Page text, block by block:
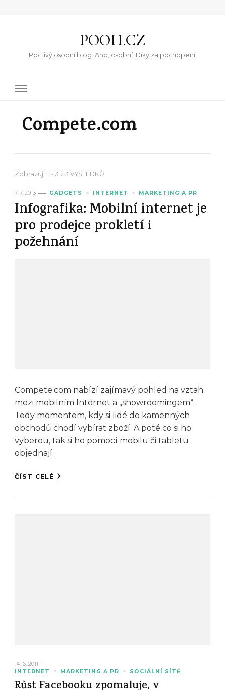
POOH.CZ
Poctivý osobní blog. Ano, osobní. Díky za pochopení.
Compete.com
Zobrazuji: 1 - 3 z 3 VÝSLEDKŮ
7. 7. 2013 GADGETS INTERNET MARKETING A PR
Infografika: Mobilní internet je
pro prodejce prokletí i
požehnání
Compete.com nabízí zajímavý pohled na vztah
mezi mobilním Internet a „showroomingem“.
Tedy momentem, kdy si lidé do kamenných
obchodů chodí vybírat zboží. A poté co si ho
vyberou, tak si ho pomocí mobilu či tabletu
objednají.
ČÍST CELÉ
14. 6. 2011
INTERNET
MARKETING A PR SOCIÁLNÍ SÍTĚ
Růst Facebooku zpomaluje, v